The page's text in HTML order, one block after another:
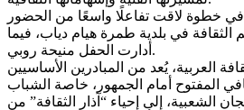
في بلدية طمرة هيام دياب، فيما
أدارت الحفل منيحة روبي.
العربية، يُعد من المبادرين الأساسيين
إلى إحياء “آذار الثقافة” من